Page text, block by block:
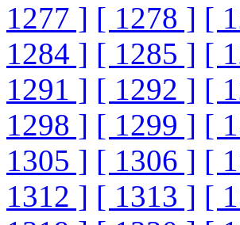
1277 ] [ 1278 ] [
1284 ] [ 1285 ] [
1291 ] [ 1292 ] [
1298 ] [ 1299 ] [
1305 ] [ 1306 ] [
1312 ] [ 1313 ] [